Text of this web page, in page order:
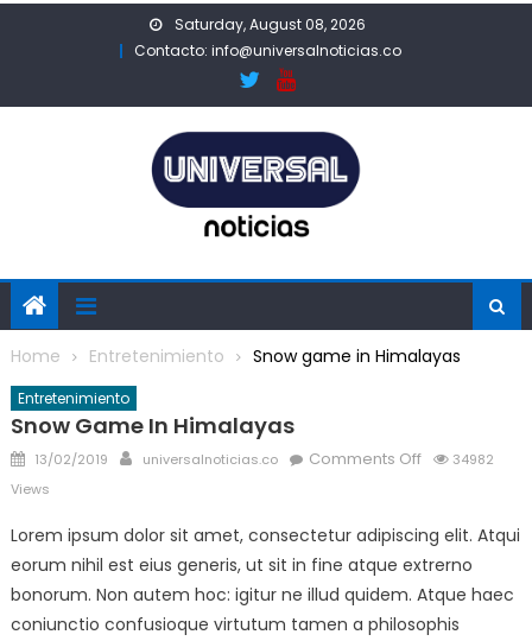
Saturday, August 08, 2026
Contacto: info@universalnoticias.co
Home Entretenimiento Snow game in Himalayas
Entretenimiento
Snow Game In Himalayas
Posted
on
13/02/2019 Author
universalnoticias.co Comments Offon
in
Himalayas
34982
Views
Lorem ipsum dolor sit amet, consectetur adipiscing elit. Atqui
eorum nihil est eius generis, ut sit in fine atque extrerno
bonorum. Non autem hoc: igitur ne illud quidem. Atque haec
coniunctio confusioque virtutum tamen a philosophis